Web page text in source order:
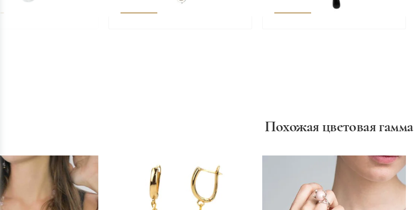
Похожая цветовая гамма